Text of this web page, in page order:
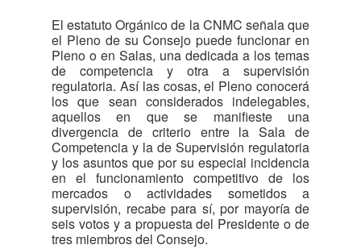
El estatuto Orgánico de la CNMC señala que
el Pleno de su Consejo puede funcionar en
Pleno o en Salas, una dedicada a los temas
de competencia y otra a supervisión
regulatoria. Así las cosas, el Pleno conocerá
los que sean considerados indelegables,
aquellos en que se manifieste una
divergencia de criterio entre la Sala de
Competencia y la de Supervisión regulatoria
y los asuntos que por su especial incidencia
en el funcionamiento competitivo de los
mercados o actividades sometidos a
supervisión, recabe para sí, por mayoría de
seis votos y a propuesta del Presidente o de
tres miembros del Consejo.